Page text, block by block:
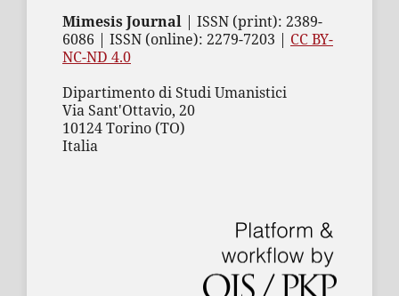
Mimesis Journal| ISSN (print): 2389-
6086 | ISSN (online): 2279-7203 | CC BY-
NC-ND 4.0
Dipartimento di Studi Umanistici
Via Sant'Ottavio, 20
10124 Torino (TO)
Italia